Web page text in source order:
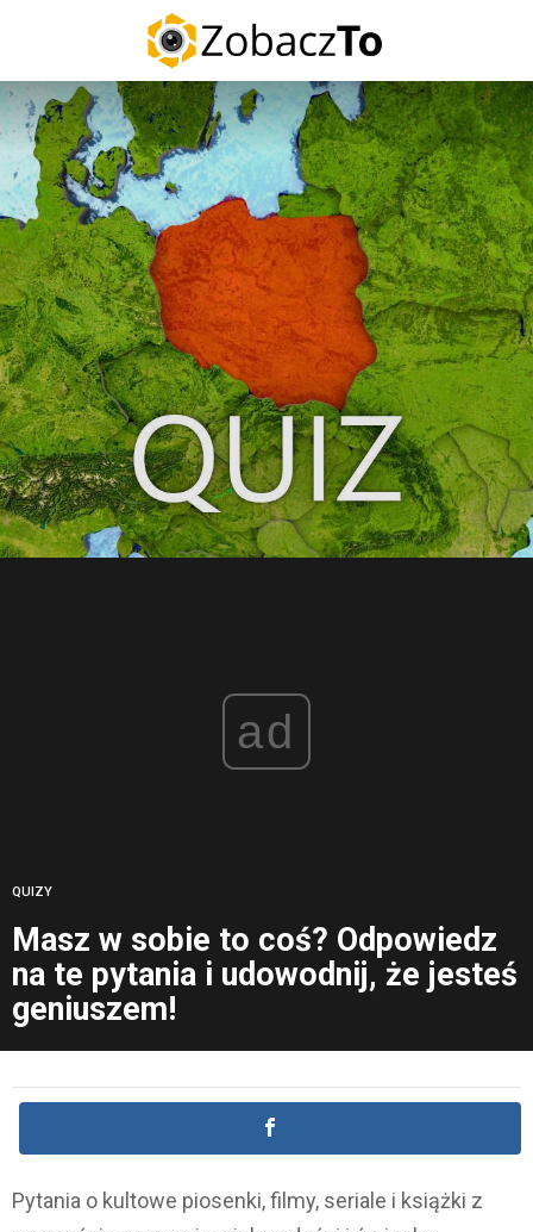
ad
QUIZY
Masz w sobie to coś? Odpowiedz
na te pytania i udowodnij, że jesteś
geniuszem!
Pytania o kultowe piosenki, filmy, seriale i książki z